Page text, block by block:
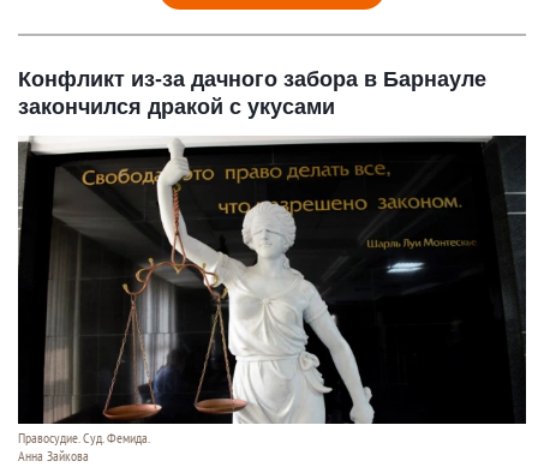
Конфликт из-за дачного забора в Барнауле
закончился дракой с укусами
Правосудие. Суд. Фемида.
Анна Зайкова